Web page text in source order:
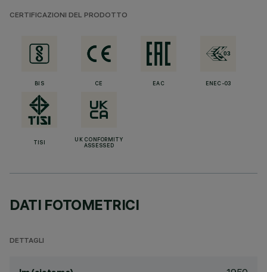
CERTIFICAZIONI DEL PRODOTTO
BIS CE EAC ENEC-03
TISI
UK CONFORMITY
ASSESSED
DATI FOTOMETRICI
DETTAGLI